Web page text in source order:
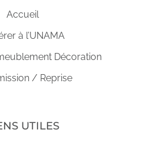
Accueil
à l’UNAMA
Décoration
/ Reprise
UTILES